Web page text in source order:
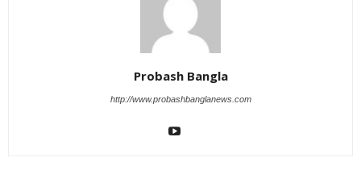
Probash Bangla
http://www.probashbanglanews.com